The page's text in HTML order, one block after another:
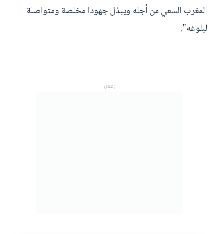
المغرب السعي من أجله ويبذل جهودا مخلصة ومتواصلة
لبلوغه".
إعلان